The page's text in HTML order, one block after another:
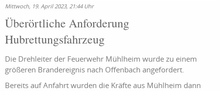
Mittwoch, 19. April 2023, 21:44 Uhr
Überörtliche Anforderung
Hubrettungsfahrzeug
Die Drehleiter der Feuerwehr Mühlheim wurde zu einem
größeren Brandereignis nach Offenbach angefordert.
Bereits auf Anfahrt wurden die Kräfte aus Mühlheim dann